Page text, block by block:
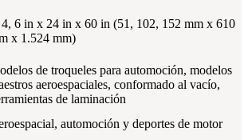
4, 6 in x 24 in x 60 in (51, 102, 152 mm x 610
x 1.524 mm)
de troqueles para automoción, modelos
aeroespaciales, conformado al vacío,
de laminación
automoción y deportes de motor